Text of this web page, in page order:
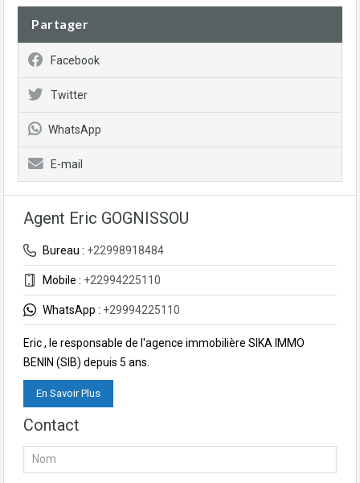
Partager
Facebook
Twitter
WhatsApp
E-mail
Agent Eric GOGNISSOU
Bureau : +22998918484
Mobile : +22994225110
WhatsApp : +29994225110
Eric , le responsable de l'agence immobilière SIKA IMMO
BENIN (SIB) depuis 5 ans.
En Savoir Plus
Contact